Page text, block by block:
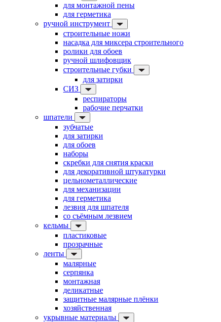
для монтажной пены
для герметика
ручной инструмент
строительные ножи
насадка для миксера строительного
ролики для обоев
ручной шлифовщик
строительные губки
для затирки
СИЗ
респираторы
рабочие перчатки
шпатели
зубчатые
для затирки
для обоев
наборы
скребки для снятия краски
для декоративной штукатурки
цельнометаллические
для механизации
для герметика
лезвия для шпателя
со съёмным лезвием
кельмы
пластиковые
прозрачные
ленты
малярные
серпянка
монтажная
деликатные
защитные малярные плёнки
хозяйственная
укрывные материалы